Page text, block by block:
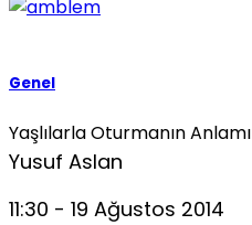
Genel
Yaşlılarla Oturmanın Anlamı
Yusuf Aslan
11:30 - 19 Ağustos 2014